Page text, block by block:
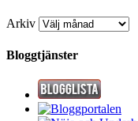
Arkiv
Bloggtjänster